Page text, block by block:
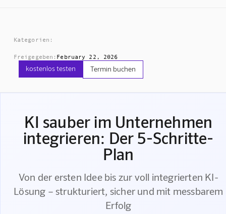
Kategorien:
Freigegeben: February 22, 2026
kostenlos testen Termin buchen
KI sauber im Unternehmen
integrieren: Der 5-Schritte-
Plan
Von der ersten Idee bis zur voll integrierten KI-
Lösung – strukturiert, sicher und mit messbarem
Erfolg